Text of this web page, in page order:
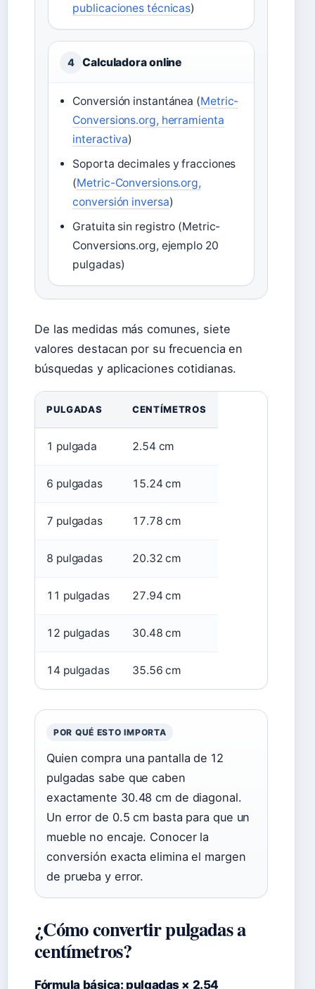
publicaciones técnicas)
4 Calculadora online
Conversión instantánea (Metric-
Conversions.org, herramienta
interactiva)
Soporta decimales y fracciones
(Metric-Conversions.org,
conversión inversa)
Gratuita sin registro (Metric-
Conversions.org, ejemplo 20
pulgadas)
De las medidas más comunes, siete
valores destacan por su frecuencia en
búsquedas y aplicaciones cotidianas.
PULGADAS CENTÍMETROS
1 pulgada 2.54 cm
6 pulgadas 15.24 cm
7 pulgadas 17.78 cm
8 pulgadas 20.32 cm
11 pulgadas 27.94 cm
12 pulgadas 30.48 cm
14 pulgadas 35.56 cm
POR QUÉ ESTO IMPORTA
Quien compra una pantalla de 12
pulgadas sabe que caben
exactamente 30.48 cm de diagonal.
Un error de 0.5 cm basta para que un
mueble no encaje. Conocer la
conversión exacta elimina el margen
de prueba y error.
¿Cómo convertir pulgadas a
centímetros?
Fórmula básica: pulgadas × 2.54